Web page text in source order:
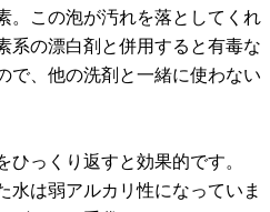
。この泡が汚れを落としてくれ
系の漂白剤と併用すると有毒な
で、他の洗剤と一緒に使わない
ひっくり返すと効果的です。
水は弱アルカリ性になっていま